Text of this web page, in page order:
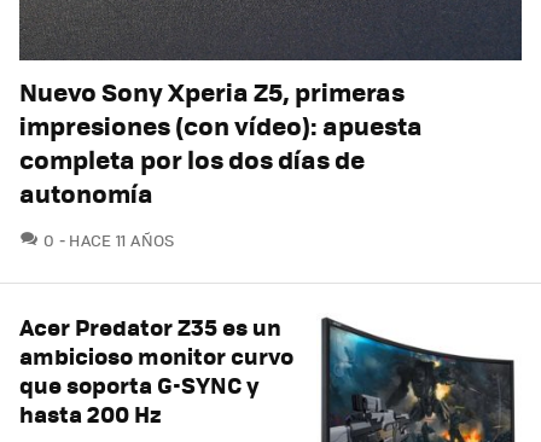
Nuevo Sony Xperia Z5, primeras
impresiones (con vídeo): apuesta
completa por los dos días de
autonomía
0 COMENTARIOS
HACE 11 AÑOS
Acer Predator Z35 es un
ambicioso monitor curvo
que soporta G-SYNC y
hasta 200 Hz